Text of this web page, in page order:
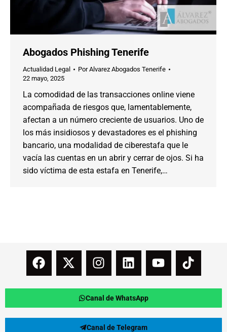
Abogados Phishing Tenerife
Actualidad Legal PorAlvarez Abogados Tenerife
22 mayo, 2025
La comodidad de las transacciones online viene
acompañada de riesgos que, lamentablemente,
afectan a un número creciente de usuarios. Uno de
los más insidiosos y devastadores es el phishing
bancario, una modalidad de ciberestafa que le
vacía las cuentas en un abrir y cerrar de ojos. Si ha
sido víctima de esta estafa en Tenerife,…
Canal de WhatsApp
Canal de Telegram